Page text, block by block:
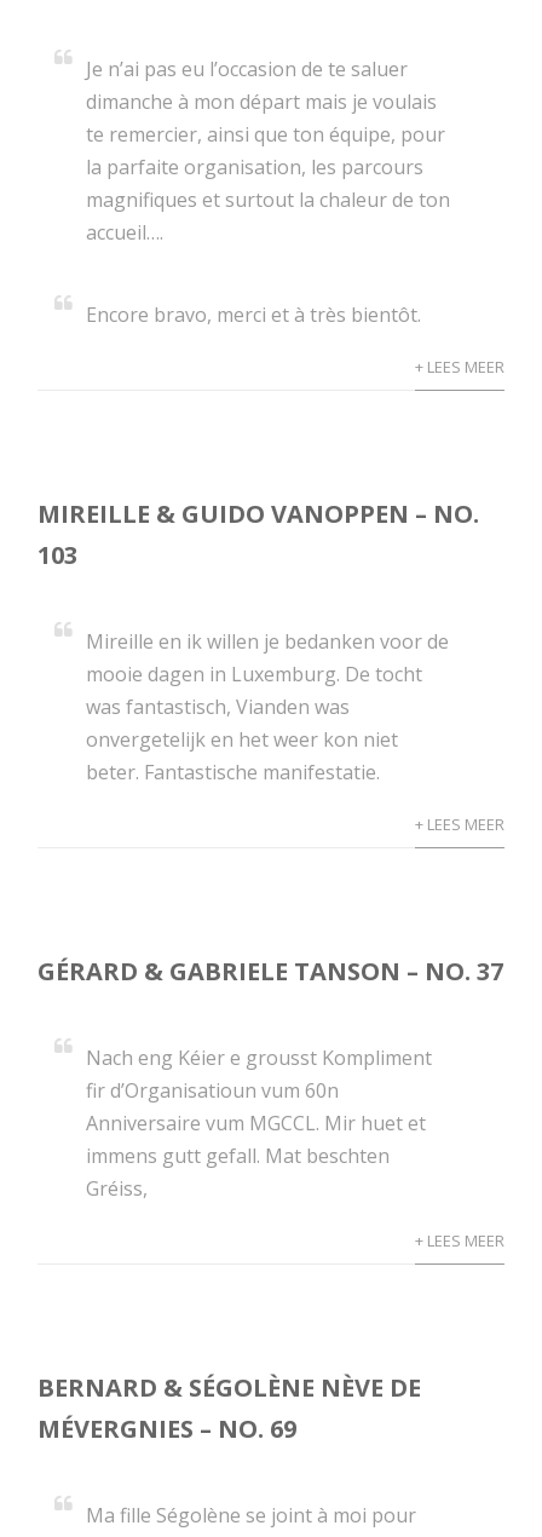
Je n’ai pas eu l’occasion de te saluer
dimanche à mon départ mais je voulais
te remercier, ainsi que ton équipe, pour
la parfaite organisation, les parcours
magnifiques et surtout la chaleur de ton
accueil….
Encore bravo, merci et à très bientôt.
+ LEES MEER
MIREILLE & GUIDO VANOPPEN – NO.
103
Mireille en ik willen je bedanken voor de
mooie dagen in Luxemburg. De tocht
was fantastisch, Vianden was
onvergetelijk en het weer kon niet
beter. Fantastische manifestatie.
+ LEES MEER
GÉRARD & GABRIELE TANSON – NO. 37
Nach eng Kéier e grousst Kompliment
fir d’Organisatioun vum 60n
Anniversaire vum MGCCL. Mir huet et
immens gutt gefall. Mat beschten
Gréiss,
+ LEES MEER
BERNARD & SÉGOLÈNE NÈVE DE
MÉVERGNIES – NO. 69
Ma fille Ségolène se joint à moi pour